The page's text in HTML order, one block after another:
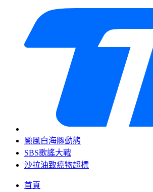
颱風白海豚動態
SBS歌謠大戰
沙拉油致癌物超標
首頁